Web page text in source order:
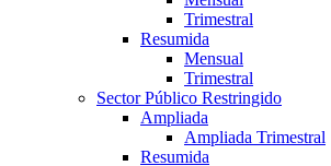
Trimestral
Resumida
Mensual
Trimestral
Sector Público Restringido
Ampliada
Ampliada Trimestral
Resumida